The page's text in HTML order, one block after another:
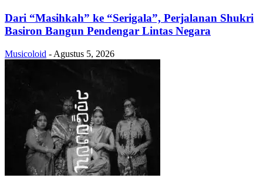
Dari “Masihkah” ke “Serigala”, Perjalanan Shukri
Basiron Bangun Pendengar Lintas Negara
Musicoloid - Agustus 5, 2026